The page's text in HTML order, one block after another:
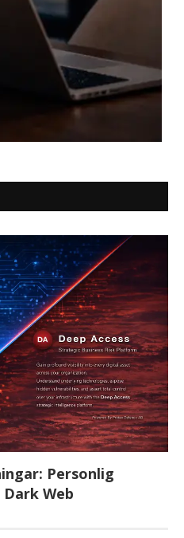
Personlig
Web